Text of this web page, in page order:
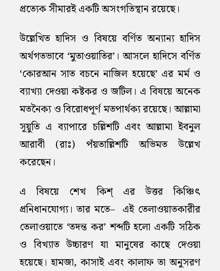
প্রত্যেক সীমারই একটি অসংগতিস্থান রয়েছে।
উল্লেখিত হাদিস ও বিষয়ে বর্ণিত অন্যান্য হাদিস
অর্থগতভাবে ‘মুতাওয়াতির’। আসলে হাদিসে বর্ণিত
‘কোরআন সাত বচনে নাজিল হয়েছে’ এর মর্ম ও
ব্যাখ্যা দেওয়া কষ্টকর ও জটিল। এ বিষয়ে অনেক
মতনৈক্য ও বিরোধপূর্ণ মতপার্থক্য রয়েছে। আল্লামা
সূয়ুতি এ ব্যাপারে চল্লিশটি এবং আল্লামা ইবনুল
আরাবী (রাঃ) পঁয়তাল্লিশটি অভিমত উল্লেখ
করেছেন।
এ বিষয়ে শেখ কিশ্‌ এর উত্তর কিঞ্চিৎ
প্রনিধানযোগ্য। তার মতে– এই তেলাওয়াতকারীর
তেলাওয়াতে ‘তদন্ত কর’ শব্দটি হলো একটি সঠিক
ও বিখ্যাত উচ্চারণ যা মানুষের কাছে দেওয়া
হয়েছে। হামজা, কাসাই এবং কালাফ তা অনুসরণ